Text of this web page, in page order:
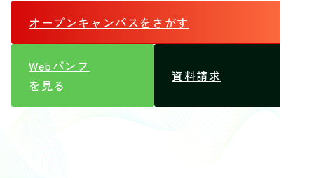
オープンキャンパスをさがす
Webパンフ
を見る
資料請求